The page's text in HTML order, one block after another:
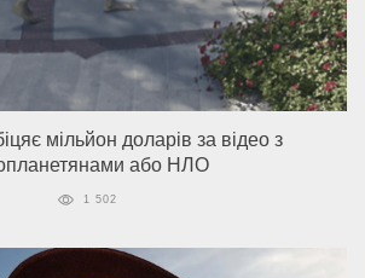
мільйон доларів за відео з
або НЛО
1 502